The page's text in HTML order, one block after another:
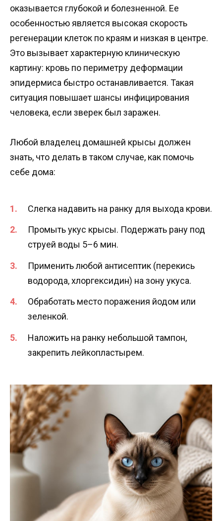
оказывается глубокой и болезненной. Ее
особенностью является высокая скорость
регенерации клеток по краям и низкая в центре.
Это вызывает характерную клиническую
картину: кровь по периметру деформации
эпидермиса быстро останавливается. Такая
ситуация повышает шансы инфицирования
человека, если зверек был заражен.
Любой владелец домашней крысы должен
знать, что делать в таком случае, как помочь
себе дома:
Слегка надавить на ранку для выхода крови.
Промыть укус крысы. Подержать рану под
струей воды 5–6 мин.
Применить любой антисептик (перекись
водорода, хлоргексидин) на зону укуса.
Обработать место поражения йодом или
зеленкой.
Наложить на ранку небольшой тампон,
закрепить лейкопластырем.